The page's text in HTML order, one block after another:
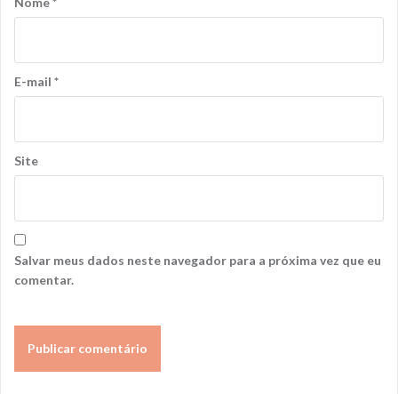
E-mail *
Site
Salvar meus dados neste navegador para a próxima vez que eu
comentar.